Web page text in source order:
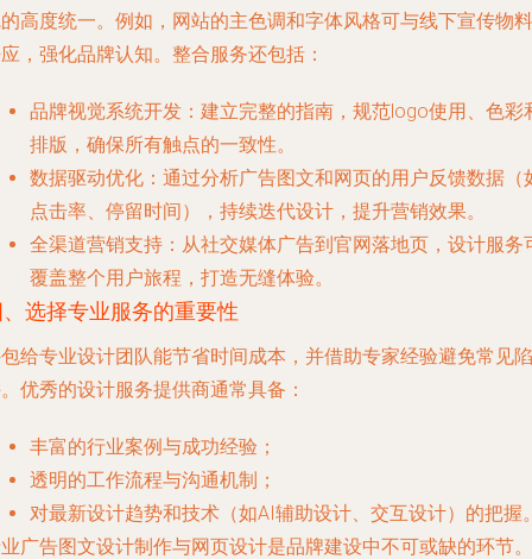
高度统一。例如，网站的主色调和字体风格可与线下宣传物料
，强化品牌认知。整合服务还包括：
品牌视觉系统开发 ：建立完整的指南，规范logo使用、色彩
排版，确保所有触点的一致性。
数据驱动优化 ：通过分析广告图文和网页的用户反馈数据（
点击率、停留时间），持续迭代设计，提升营销效果。
全渠道营销支持 ：从社交媒体广告到官网落地页，设计服务
覆盖整个用户旅程，打造无缝体验。
选择专业服务的重要性
给专业设计团队能节省时间成本，并借助专家经验避免常见陷
优秀的设计服务提供商通常具备：
丰富的行业案例与成功经验；
透明的工作流程与沟通机制；
对最新设计趋势和技术（如AI辅助设计、交互设计）的把握
广告图文设计制作与网页设计是品牌建设中不可或缺的环节。